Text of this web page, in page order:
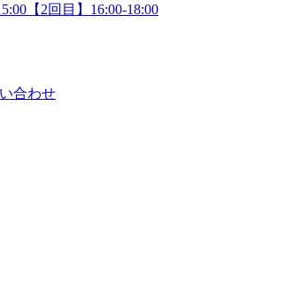
【2回目】16:00-18:00